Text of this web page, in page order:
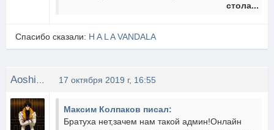
стола...
Спасибо сказали: H A L A VANDALA
17 октября 2019 г, 16:55
Максим Колпаков писал:
Братуха нет,зачем нам такой админ!Онлайн